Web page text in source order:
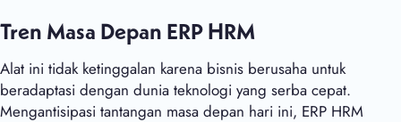
Tren Masa Depan ERP HRM
Alat ini tidak ketinggalan karena bisnis berusaha untuk
beradaptasi dengan dunia teknologi yang serba cepat.
Mengantisipasi tantangan masa depan hari ini, ERP HRM